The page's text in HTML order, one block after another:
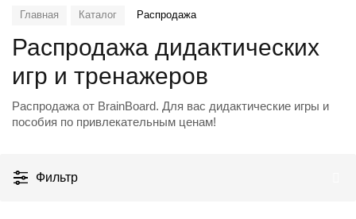
Главная Каталог Распродажа
Распродажа дидактических
игр и тренажеров
Распродажа от BrainBoard. Для вас дидактические игры и
пособия по привлекательным ценам!
Фильтр